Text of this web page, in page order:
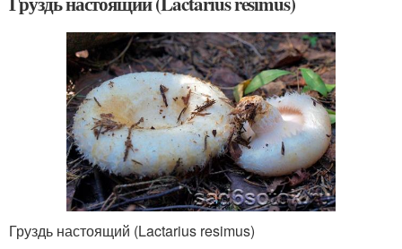
Груздь настоящий (Lactarius resimus)